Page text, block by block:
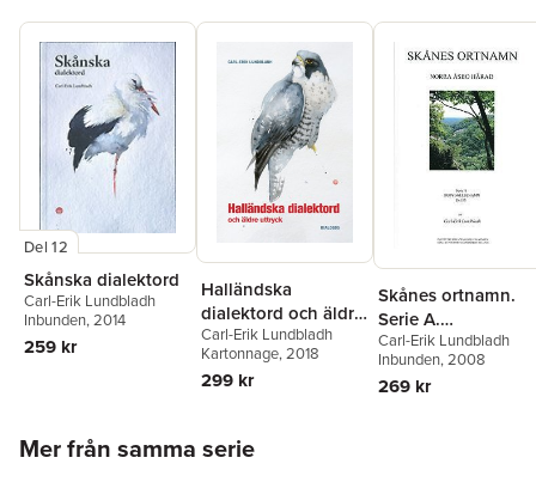
Del 12
Skånska dialektord
Carl-Erik Lundbladh
Inbunden, 2014
259 kr
Halländska
dialektord och äldre
uttryck
Carl-Erik Lundbladh
Kartonnage, 2018
299 kr
Skånes ortnamn.
Serie A.
Bebyggelsenamn.
Del 13. Norra Åsbo
härad.
Carl-Erik Lundbladh
Inbunden, 2008
269 kr
Mer från samma serie